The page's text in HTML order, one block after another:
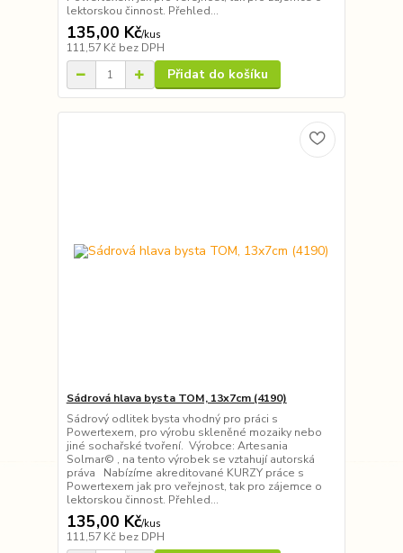
lektorskou činnost. Přehled...
135,00 Kč/kus
111,57 Kč bez DPH
Přidat do košíku
Sádrová hlava bysta TOM, 13x7cm (4190)
Sádrový odlitek bysta vhodný pro práci s
Powertexem, pro výrobu skleněné mozaiky nebo
jiné sochařské tvoření. Výrobce: Artesania
Solmar© , na tento výrobek se vztahují autorská
práva Nabízíme akreditované KURZY práce s
Powertexem jak pro veřejnost, tak pro zájemce o
lektorskou činnost. Přehled...
135,00 Kč/kus
111,57 Kč bez DPH